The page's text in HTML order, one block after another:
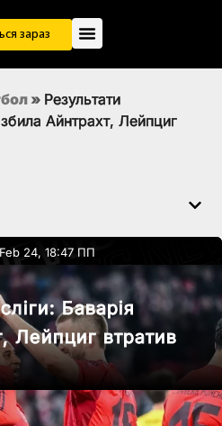
зараз
» Результати
Айнтрахт, Лейпциг
24, 18:47 ПП
Баварія
Лейпциг втратив